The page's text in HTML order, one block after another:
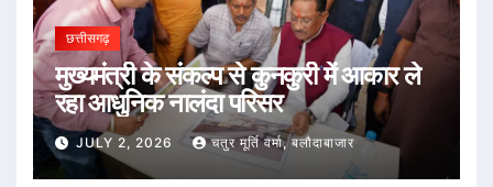
छत्तीसगढ़
मुख्यमंत्री के संकल्प से कुनकुरी में आकार ले
रहा आधुनिक नालंदा परिसर
JULY 2, 2026 चतुर मूर्ति वर्मा, बलौदाबाजार